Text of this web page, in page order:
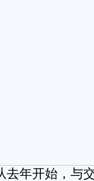
去年开始，与